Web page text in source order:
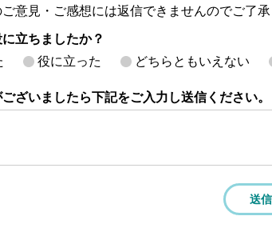
意見・ご感想には返信できませんのでご了承
立ちましたか？
役に立った どちらともいえない
ざいましたら下記をご入力し送信ください。